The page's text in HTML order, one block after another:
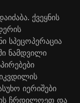
ქვეყნის
სპეცოპერაცია
ნამდვილი
იერიშები
ჩრდილოეთ და